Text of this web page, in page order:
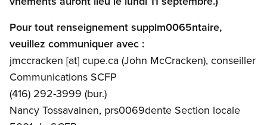
Pour tout renseignement supplm0065ntaire,
veuillez communiquer avec :
jmccracken [at] cupe.ca (John McCracken), conseiller
Communications SCFP
(416) 292-3999 (bur.)
Nancy Tossavainen, prs0069dente Section locale